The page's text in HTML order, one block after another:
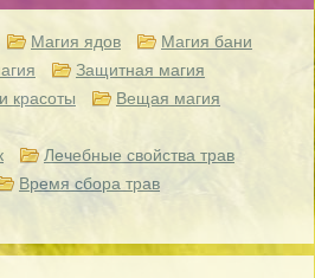
Магия ядов
Магия бани
Защитная магия
красоты
Вещая магия
Лечебные свойства трав
Время сбора трав